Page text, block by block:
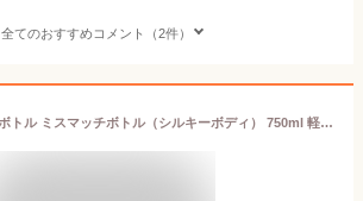
全てのおすすめコメント（2件）
エクア EQUAボトル ミスマッチボトル（シルキーボディ） 750ml 軽量耐熱ガラス 食洗機対応 ボトルカバー・ボトルキャップ着せ替え可能 水筒 マイボトル ガラスボトル エコボトル オフィス ギフト プレゼント 軽い おしゃれ かわいい メール便不可 送料別 ◇◇